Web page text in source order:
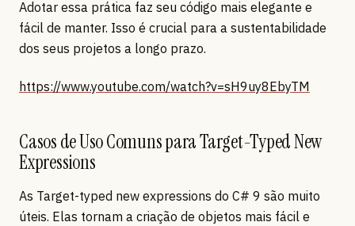
Adotar essa prática faz seu código mais elegante e
fácil de manter. Isso é crucial para a sustentabilidade
dos seus projetos a longo prazo.
https://www.youtube.com/watch?v=sH9uy8EbyTM
Casos de Uso Comuns para Target-Typed New
Expressions
As Target-typed new expressions do C# 9 são muito
úteis. Elas tornam a criação de objetos mais fácil e